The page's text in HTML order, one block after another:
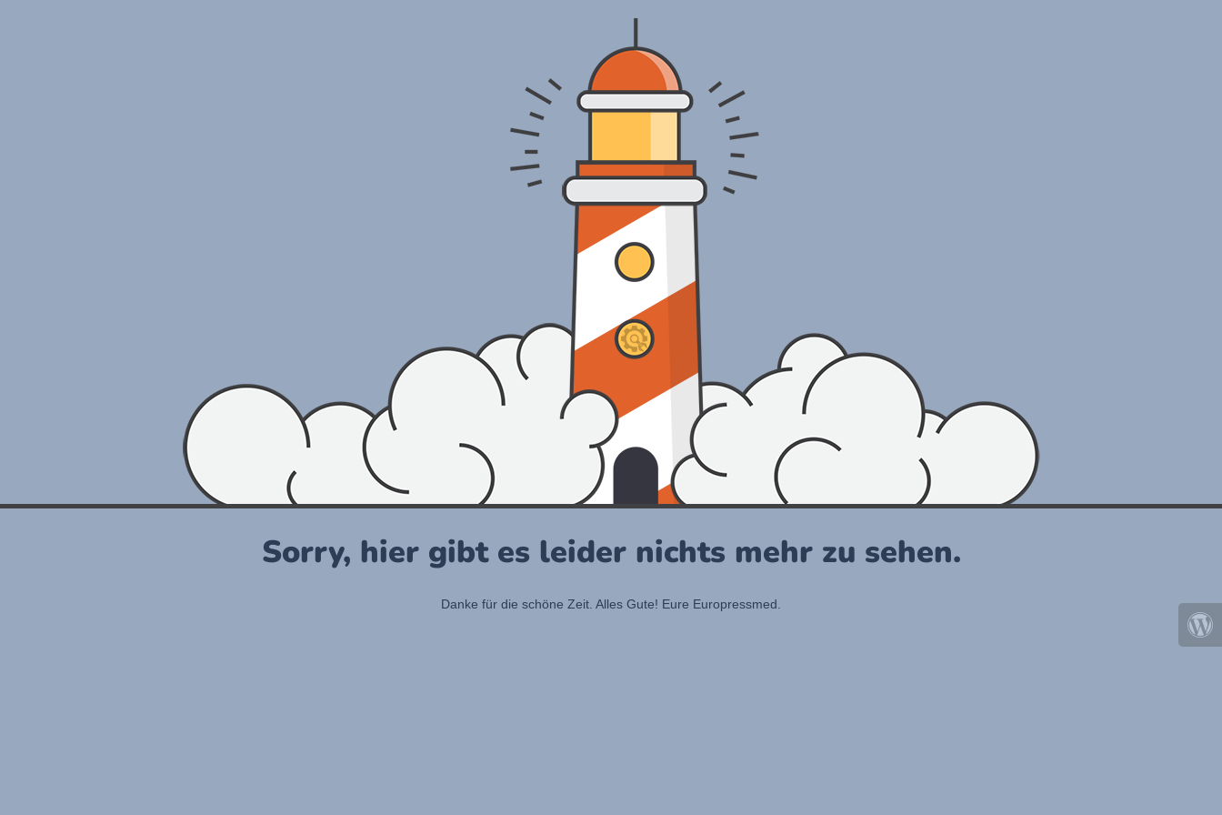
Sorry, hier gibt es leider nichts mehr zu sehen.
Danke für die schöne Zeit. Alles Gute! Eure Europressmed.